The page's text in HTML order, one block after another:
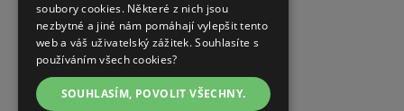
soubory cookies. Některé z nich jsou
nezbytné a jiné nám pomáhají vylepšit tento
web a váš uživatelský zážitek. Souhlasíte s
používáním všech cookies?
SOUHLASÍM, POVOLIT VŠECHNY.